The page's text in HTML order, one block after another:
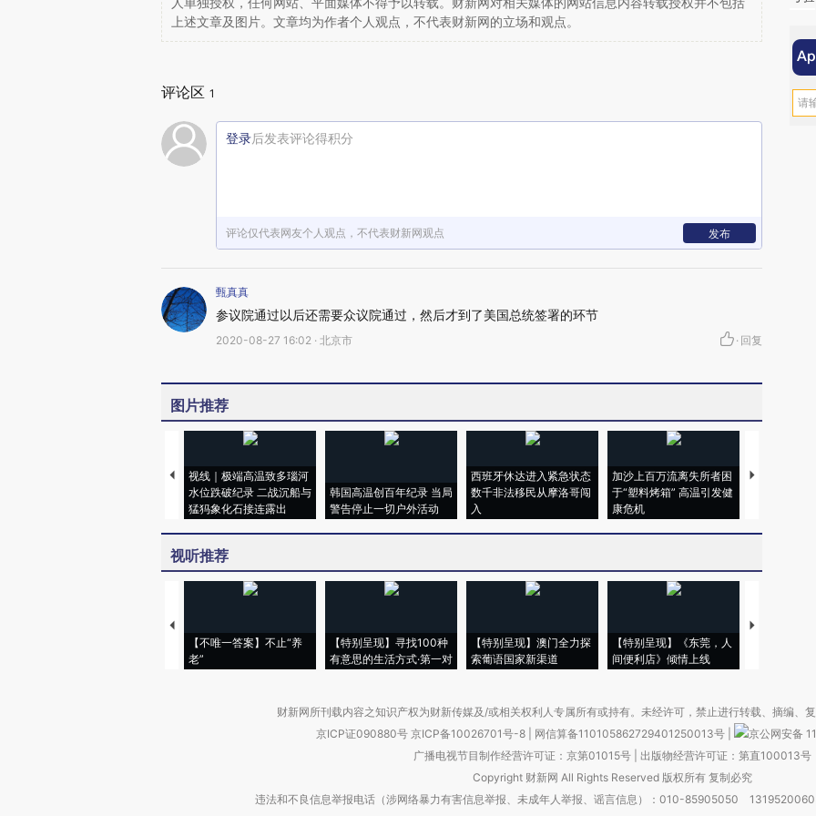
人单独授权，任何网站、平面媒体不得予以转载。财新网对相关媒体的网站信息内容转载授权并不包括
上述文章及图片。文章均为作者个人观点，不代表财新网的立场和观点。
评论区 1
登录后发表评论得积分
评论仅代表网友个人观点，不代表财新网观点 发布
甄真真
参议院通过以后还需要众议院通过，然后才到了美国总统签署的环节
2020-08-27 16:02 · 北京市 · 回复
图片推荐
视线｜极端高温致多瑙河
水位跌破纪录 二战沉船与
猛犸象化石接连露出
韩国高温创百年纪录 当局
警告停止一切户外活动
西班牙休达进入紧急状态
数千非法移民从摩洛哥闯
入
加沙上百万流离失所者困
于“塑料烤箱” 高温引发健
康危机
马航飞行员
视听推荐
【不唯一答案】不止“养
老”
【特别呈现】寻找100种
有意思的生活方式·第一对
【特别呈现】澳门全力探
索葡语国家新渠道
【特别呈现】《东莞，人
间便利店》倾情上线
【推广】走
财新网所刊载内容之知识产权为财新传媒及/或相关权利人专属所有或持有。未经许可，禁止进行转载、摘编、
京ICP证090880号 京ICP备10026701号-8 网信算备110105862729401250013号
京公网安备
广播电视节目制作经营许可证：京第01015号| 出版物经营许可证：第直100013号
Copyright 财新网 All Rights Reserved 版权所有 复制必究
违法和不良信息举报电话（涉网络暴力有害信息举报、未成年人举报、谣言信息）：010-85905050